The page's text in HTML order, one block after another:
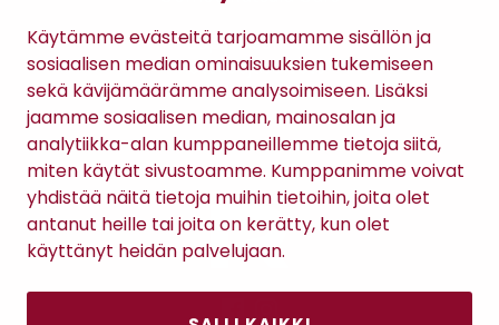
Käytämme evästeitä tarjoamamme sisällön ja
sosiaalisen median ominaisuuksien tukemiseen
sekä kävijämäärämme analysoimiseen. Lisäksi
jaamme sosiaalisen median, mainosalan ja
analytiikka-alan kumppaneillemme tietoja siitä,
miten käytät sivustoamme. Kumppanimme voivat
yhdistää näitä tietoja muihin tietoihin, joita olet
antanut heille tai joita on kerätty, kun olet
käyttänyt heidän palvelujaan.
Sopimusehdot
Tietosuojaseloste
Maksutavat